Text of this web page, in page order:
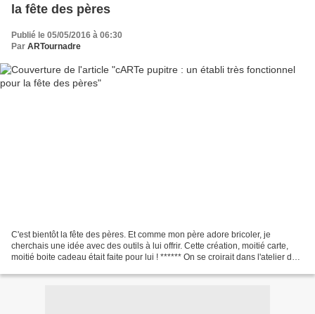
la fête des pères
Publié le 05/05/2016 à 06:30
Par ARTournadre
C'est bientôt la fête des pères. Et comme mon père adore bricoler, je
cherchais une idée avec des outils à lui offrir. Cette création, moitié carte,
moitié boite cadeau était faite pour lui ! ****** On se croirait dans l'atelier de